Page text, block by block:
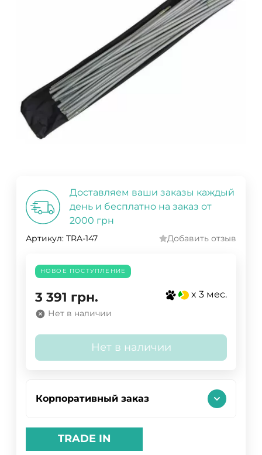
Доставляем ваши заказы каждый
день и бесплатно на заказ от
2000 грн
Артикул: TRA-147 Добавить отзыв
НОВОЕ ПОСТУПЛЕНИЕ
3 391 грн. x 3 мес.
Нет в наличии
Нет в наличии
Корпоративный заказ
TRADE IN